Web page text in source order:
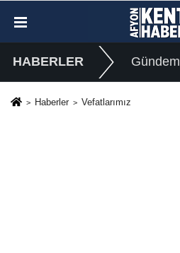
HABERLER Gündem
Haberler Vefatlarımız